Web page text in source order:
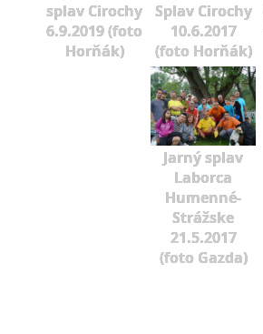
splav Cirochy
6.9.2019 (foto
Horňák)
Splav Cirochy
10.6.2017
(foto Horňák)
Jarný splav
Laborca
Humenné-
Strážske
21.5.2017
(foto Gazda)